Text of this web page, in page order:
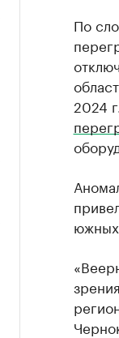
По
2024
южных